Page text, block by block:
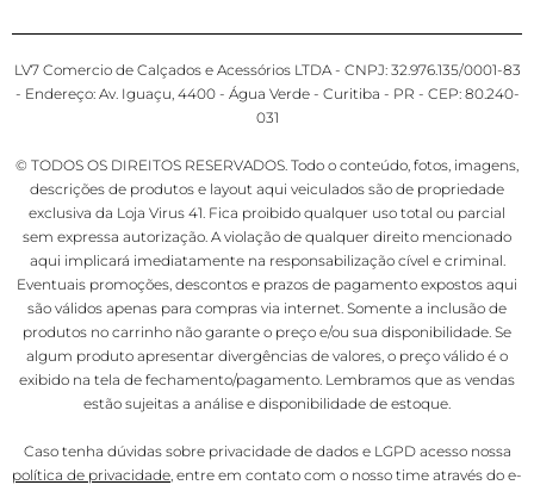
LV7 Comercio de Calçados e Acessórios LTDA - CNPJ: 32.976.135/0001-83
- Endereço: Av. Iguaçu, 4400 - Água Verde - Curitiba - PR - CEP: 80.240-
031
© TODOS OS DIREITOS RESERVADOS. Todo o conteúdo, fotos, imagens,
descrições de produtos e layout aqui veiculados são de propriedade
exclusiva da Loja Virus 41. Fica proibido qualquer uso total ou parcial
sem expressa autorização. A violação de qualquer direito mencionado
aqui implicará imediatamente na responsabilização cível e criminal.
Eventuais promoções, descontos e prazos de pagamento expostos aqui
são válidos apenas para compras via internet. Somente a inclusão de
produtos no carrinho não garante o preço e/ou sua disponibilidade. Se
algum produto apresentar divergências de valores, o preço válido é o
exibido na tela de fechamento/pagamento. Lembramos que as vendas
estão sujeitas a análise e disponibilidade de estoque.
Caso tenha dúvidas sobre privacidade de dados e LGPD acesso nossa
política de privacidade , entre em contato com o nosso time através do e-